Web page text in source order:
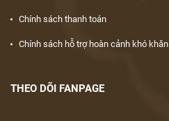
Chính sách thanh toán
Chính sách hỗ trợ hoàn cảnh khó khăn
THEO DÕI FANPAGE